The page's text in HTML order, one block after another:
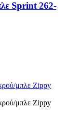
Sprint 262-